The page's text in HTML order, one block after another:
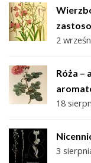
2
Róża –
18
3